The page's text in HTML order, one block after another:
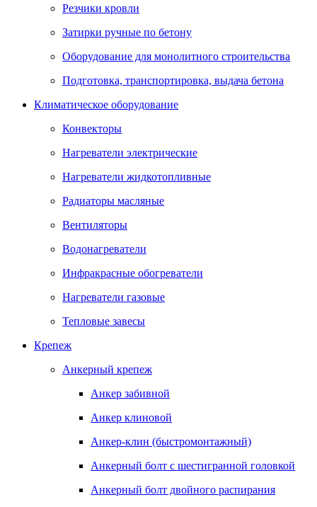
Резчики кровли
Затирки ручные по бетону
Оборудование для монолитного строительства
Подготовка, транспортировка, выдача бетона
Климатическое оборудование
Конвекторы
Нагреватели электрические
Нагреватели жидкотопливные
Радиаторы масляные
Вентиляторы
Водонагреватели
Инфракрасные обогреватели
Нагреватели газовые
Тепловые завесы
Крепеж
Анкерный крепеж
Анкер забивной
Анкер клиновой
Анкер-клин (быстромонтажный)
Анкерный болт с шестигранной головкой
Анкерный болт двойного распирания